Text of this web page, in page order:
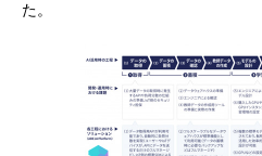
た。